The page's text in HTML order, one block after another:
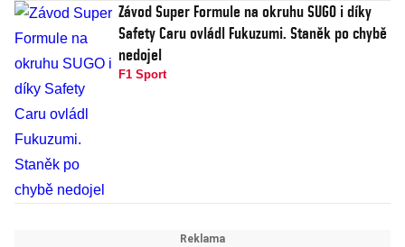
Závod Super Formule na okruhu SUGO i díky
Safety Caru ovládl Fukuzumi. Staněk po chybě
nedojel
F1 Sport